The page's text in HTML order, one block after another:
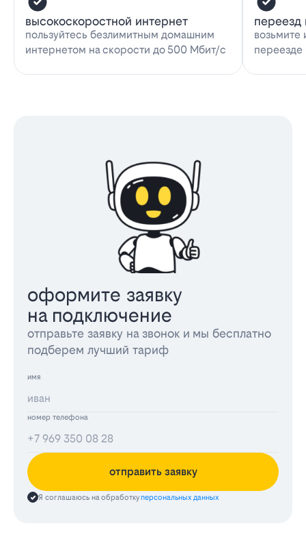
высокоскоростной интернет
пользуйтесь безлимитным домашним
интернетом на скорости до 500 Мбит/с
переезд
возьмите
переезде
оформите заявку
на подключение
отправьте заявку на звонок и мы бесплатно
подберем лучший тариф
имя
номер телефона
отправить заявку
Я соглашаюсь на обработкуперсональных данных